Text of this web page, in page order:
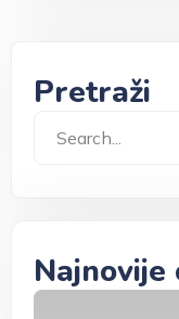
Pretraži
Najnovije